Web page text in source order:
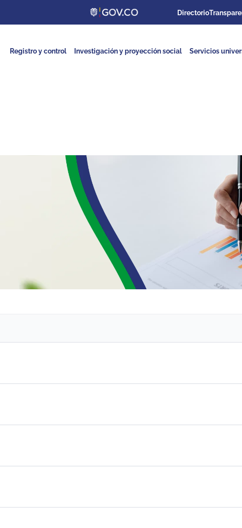
Directorio
Registro y control Investigación y proyección social Servicios